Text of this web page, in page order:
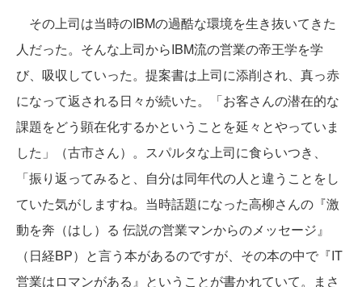
その上司は当時のIBMの過酷な環境を生き抜いてきた
人だった。そんな上司からIBM流の営業の帝王学を学
び、吸収していった。提案書は上司に添削され、真っ赤
になって返される日々が続いた。「お客さんの潜在的な
課題をどう顕在化するかということを延々とやっていま
した」（古市さん）。スパルタな上司に食らいつき、
「振り返ってみると、自分は同年代の人と違うことをし
ていた気がしますね。当時話題になった高柳さんの『激
動を奔（はし）る 伝説の営業マンからのメッセージ』
（日経BP）と言う本があるのですが、その本の中で『IT
営業はロマンがある』ということが書かれていて。まさ